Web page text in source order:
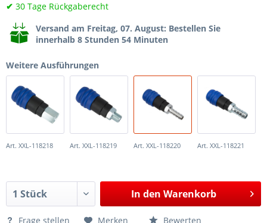
✔ 30 Tage Rückgaberecht
Versand am Freitag, 07. August: Bestellen Sie
innerhalb 8 Stunden 54 Minuten
Weitere Ausführungen
Art. XXL-118218 Art. XXL-118219 Art. XXL-118220 Art. XXL-118221
In den Warenkorb
Frage stellen Merken Bewerten